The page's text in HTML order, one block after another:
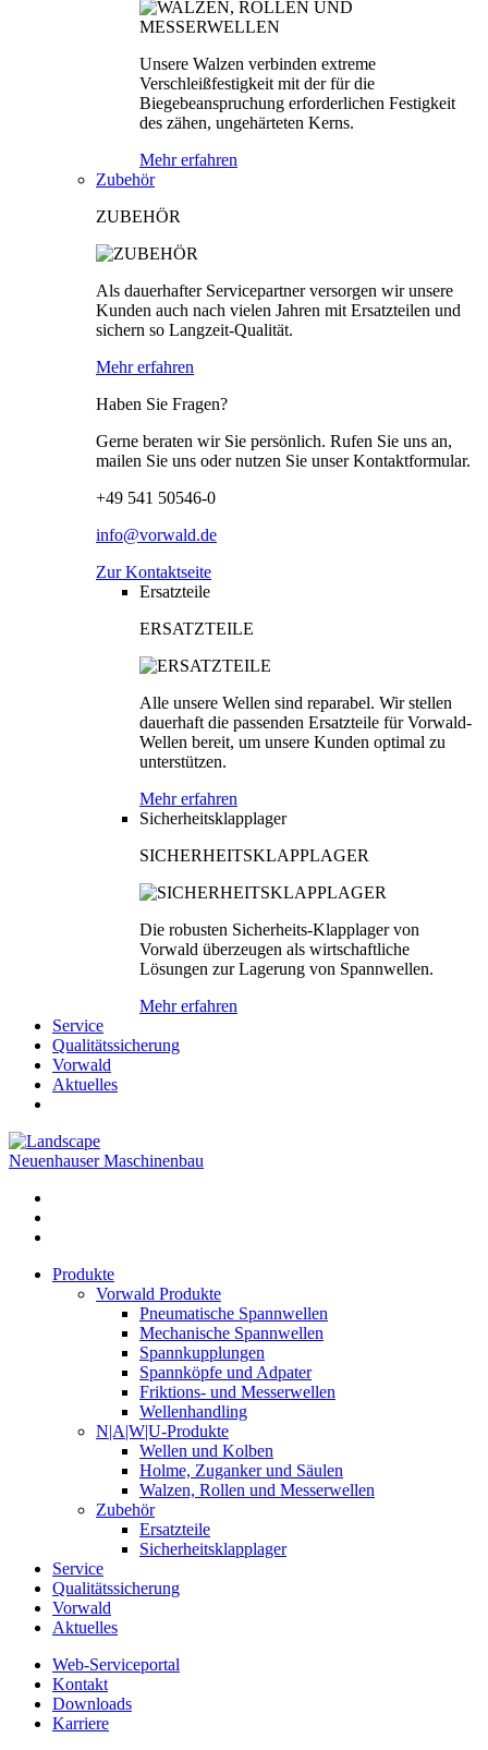
Unsere Walzen verbinden extreme
Verschleißfestigkeit mit der für die
Biegebeanspruchung erforderlichen Festigkeit
des zähen, ungehärteten Kerns.
Mehr erfahren
Zubehör
ZUBEHÖR
Als dauerhafter Servicepartner versorgen wir unsere
Kunden auch nach vielen Jahren mit Ersatzteilen und
sichern so Langzeit-Qualität.
Mehr erfahren
Haben Sie Fragen?
Gerne beraten wir Sie persönlich. Rufen Sie uns an,
mailen Sie uns oder nutzen Sie unser Kontaktformular.
+49 541 50546-0
info@vorwald.de
Zur Kontaktseite
Ersatzteile
ERSATZTEILE
Alle unsere Wellen sind reparabel. Wir stellen
dauerhaft die passenden Ersatzteile für Vorwald-
Wellen bereit, um unsere Kunden optimal zu
unterstützen.
Mehr erfahren
Sicherheitsklapplager
SICHERHEITSKLAPPLAGER
Die robusten Sicherheits-Klapplager von
Vorwald überzeugen als wirtschaftliche
Lösungen zur Lagerung von Spannwellen.
Mehr erfahren
Service
Qualitätssicherung
Vorwald
Aktuelles
Neuenhauser Maschinenbau
Produkte
Vorwald Produkte
Pneumatische Spannwellen
Mechanische Spannwellen
Spannkupplungen
Spannköpfe und Adpater
Friktions- und Messerwellen
Wellenhandling
N|A|W|U-Produkte
Wellen und Kolben
Holme, Zuganker und Säulen
Walzen, Rollen und Messerwellen
Zubehör
Ersatzteile
Sicherheitsklapplager
Service
Qualitätssicherung
Vorwald
Aktuelles
Web-Serviceportal
Kontakt
Downloads
Karriere